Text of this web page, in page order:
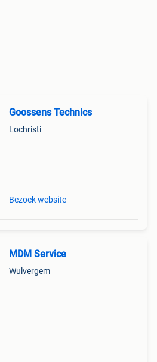
Goossens Technics
Lochristi
Bezoek website
MDM Service
Wulvergem